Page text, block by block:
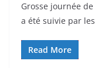
Grosse journée
a été suivie par
Read More